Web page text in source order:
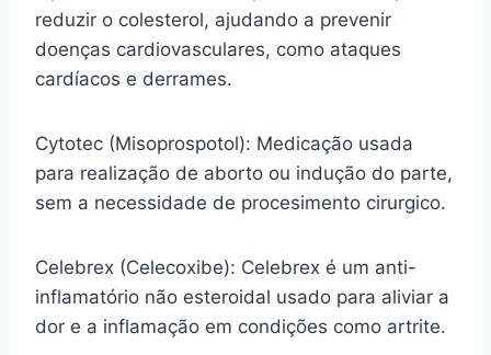
reduzir o colesterol, ajudando a prevenir
doenças cardiovasculares, como ataques
cardíacos e derrames.
Cytotec (Misoprospotol): Medicação usada
para realização de aborto ou indução do parte,
sem a necessidade de procesimento cirurgico.
Celebrex (Celecoxibe): Celebrex é um anti-
inflamatório não esteroidal usado para aliviar a
dor e a inflamação em condições como artrite.